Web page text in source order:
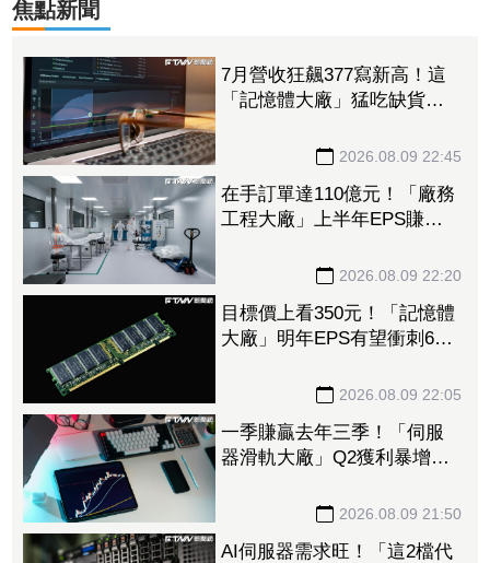
焦點新聞
7月營收狂飆377寫新高！這
「記憶體大廠」猛吃缺貨漲
2026.08.09 22:45
在手訂單達110億元！「廠務
工程大廠」上半年EPS賺
光獲利噴4倍
2026.08.09 22:20
目標價上看350元！「記憶體
大廠」明年EPS有望衝刺6股
揚推升營收、獲利2026.08.09 22:05
一季賺贏去年三季！「伺服
器滑軌大廠」Q2獲利暴增
2026.08.09 21:50
AI伺服器需求旺！「這2檔代